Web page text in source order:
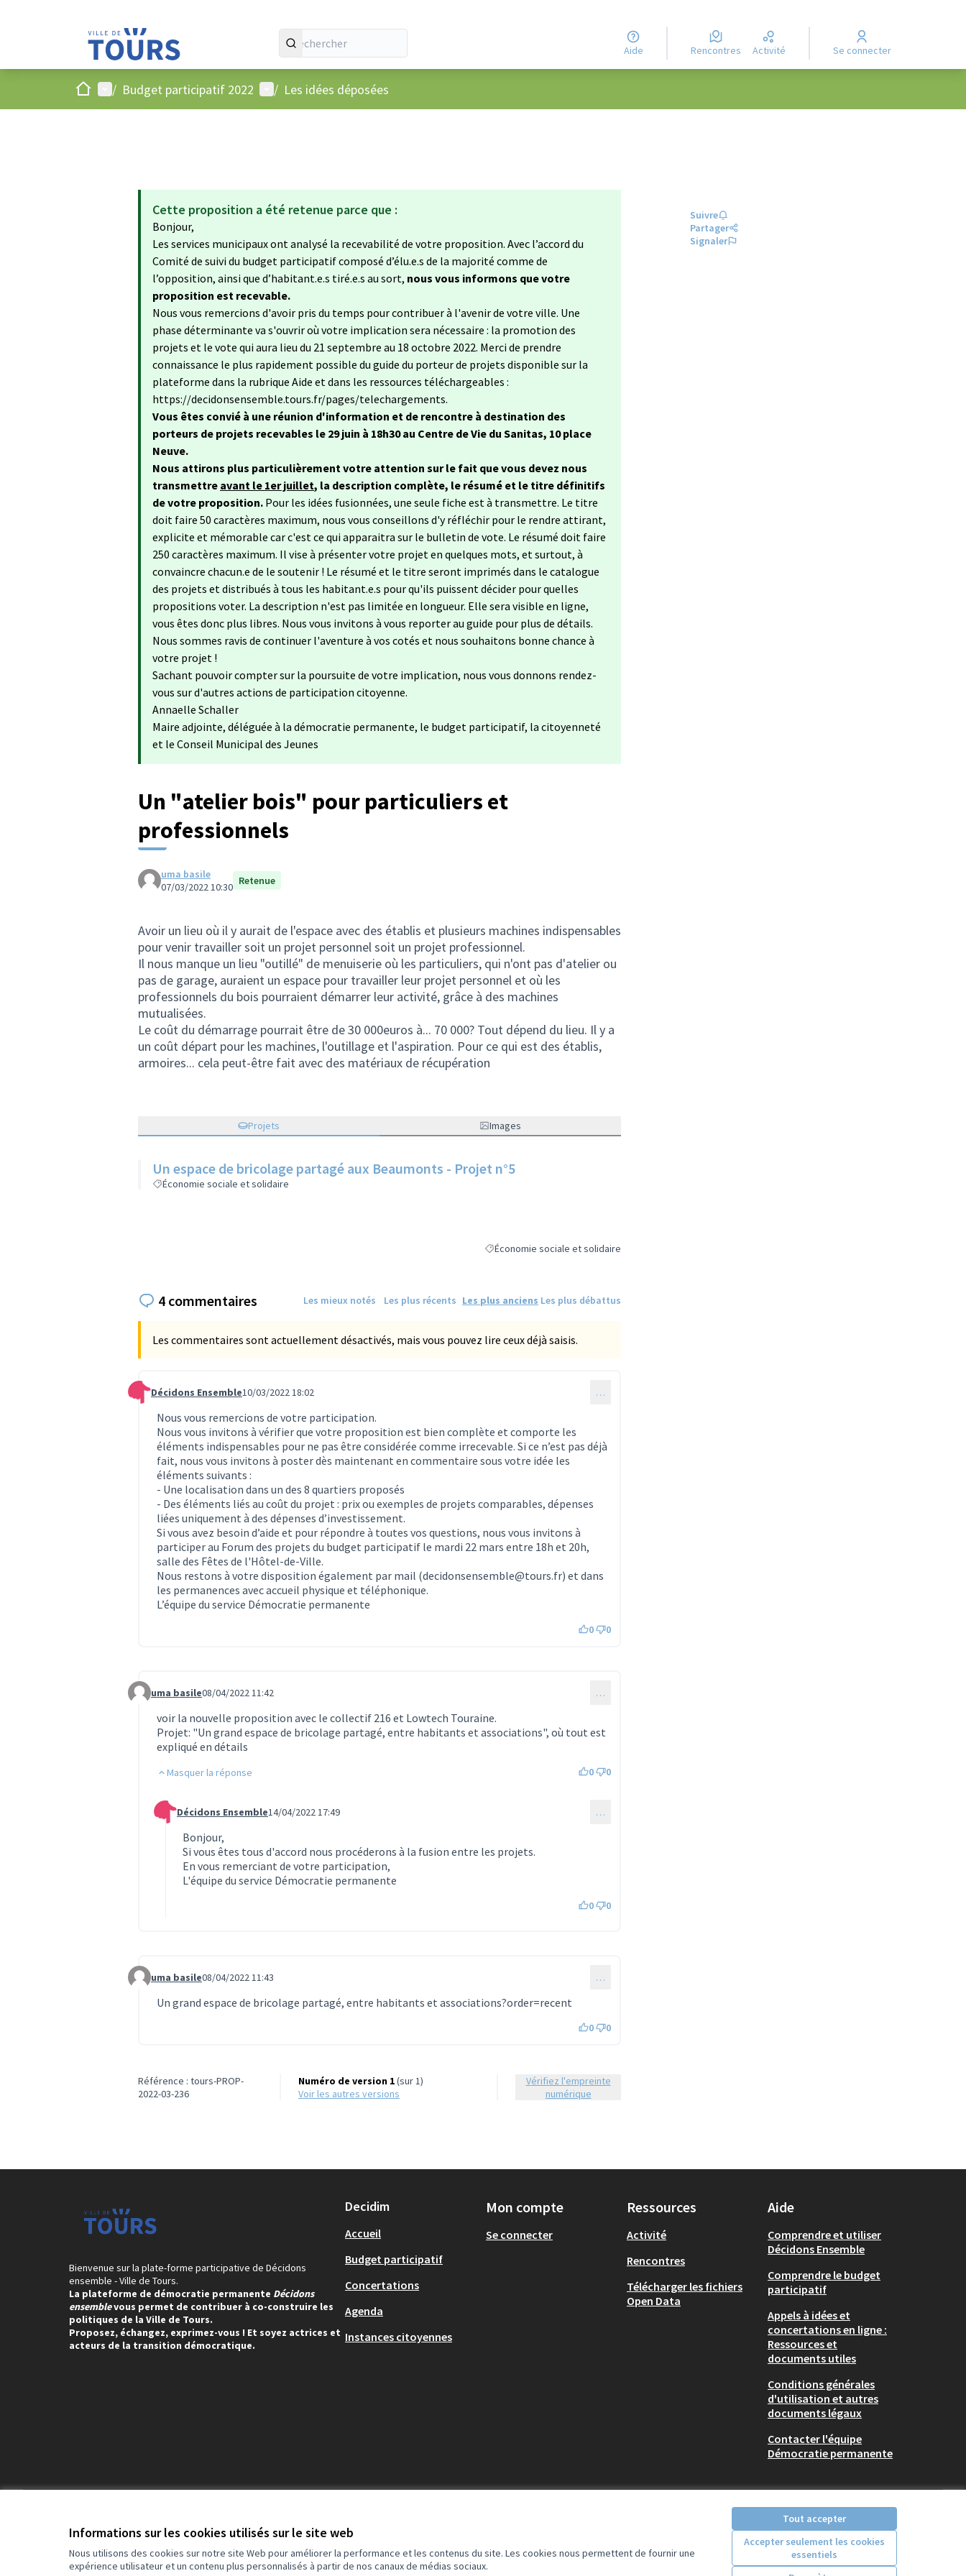
Informations sur les cookies utilisés sur le site web
Nous utilisons des cookies sur notre site Web pour améliorer la performance et les contenus du site. Les cookies nous permettent de fournir une
expérience utilisateur et un contenu plus personnalisés à partir de nos canaux de médias sociaux.
Tout accepter
Accepter seulement les cookies
essentiels
Aide Rencontres Activité Se connecter
AccueilMenu principal
/ Budget participatif 2022 Menu utilisateur
/ Les idées déposées
Cette proposition a été retenue parce que :
Bonjour,
Les services municipaux ont analysé la recevabilité de votre proposition. Avec l’accord du
Comité de suivi du budget participatif composé d’élu.e.s de la majorité comme de
l’opposition, ainsi que d’habitant.e.s tiré.e.s au sort, nous vous informons que votre
proposition est recevable.
Nous vous remercions d'avoir pris du temps pour contribuer à l'avenir de votre ville. Une
phase déterminante va s'ouvrir où votre implication sera nécessaire : la promotion des
projets et le vote qui aura lieu du 21 septembre au 18 octobre 2022. Merci de prendre
connaissance le plus rapidement possible du guide du porteur de projets disponible sur la
plateforme dans la rubrique Aide et dans les ressources téléchargeables :
https://decidonsensemble.tours.fr/pages/telechargements.
Vous êtes convié à une réunion d'information et de rencontre à destination des
porteurs de projets recevables le 29 juin à 18h30 au Centre de Vie du Sanitas, 10 place
Neuve.
Nous attirons plus particulièrement votre attention sur le fait que vous devez nous
transmettre avant le 1er juillet, la description complète, le résumé et le titre définitifs
de votre proposition. Pour les idées fusionnées, une seule fiche est à transmettre. Le titre
doit faire 50 caractères maximum, nous vous conseillons d'y réfléchir pour le rendre attirant,
explicite et mémorable car c'est ce qui apparaitra sur le bulletin de vote. Le résumé doit faire
250 caractères maximum. Il vise à présenter votre projet en quelques mots, et surtout, à
convaincre chacun.e de le soutenir ! Le résumé et le titre seront imprimés dans le catalogue
des projets et distribués à tous les habitant.e.s pour qu'ils puissent décider pour quelles
propositions voter. La description n'est pas limitée en longueur. Elle sera visible en ligne,
vous êtes donc plus libres. Nous vous invitons à vous reporter au guide pour plus de détails.
Nous sommes ravis de continuer l'aventure à vos cotés et nous souhaitons bonne chance à
votre projet !
Sachant pouvoir compter sur la poursuite de votre implication, nous vous donnons rendez-
vous sur d'autres actions de participation citoyenne.
Annaelle Schaller
Maire adjointe, déléguée à la démocratie permanente, le budget participatif, la citoyenneté
et le Conseil Municipal des Jeunes
Un "atelier bois" pour particuliers et
professionnels
uma basile
07/03/2022 10:30 Retenue
Avoir un lieu où il y aurait de l'espace avec des établis et plusieurs machines indispensables
pour venir travailler soit un projet personnel soit un projet professionnel.
Il nous manque un lieu "outillé" de menuiserie où les particuliers, qui n'ont pas d'atelier ou
pas de garage, auraient un espace pour travailler leur projet personnel et où les
professionnels du bois pourraient démarrer leur activité, grâce à des machines
mutualisées.
Le coût du démarrage pourrait être de 30 000euros à... 70 000? Tout dépend du lieu. Il y a
un coût départ pour les machines, l'outillage et l'aspiration. Pour ce qui est des établis,
armoires... cela peut-être fait avec des matériaux de récupération
Projets Images
Un espace de bricolage partagé aux Beaumonts - Projet n°5
Économie sociale et solidaire
Filtrer les résultats de la catégorie : Économie sociale et solidaire
Économie sociale et solidaire
Suivre
Partager
Signaler
4 commentaires Les mieux notés Les plus récents Les plus anciens Les plus débattus
Les commentaires sont actuellement désactivés, mais vous pouvez lire ceux déjà saisis.
Commentaire 313
Décidons Ensemble10/03/2022 18:02 …
Nous vous remercions de votre participation.
Nous vous invitons à vérifier que votre proposition est bien complète et comporte les
éléments indispensables pour ne pas être considérée comme irrecevable. Si ce n’est pas déjà
fait, nous vous invitons à poster dès maintenant en commentaire sous votre idée les
éléments suivants :
- Une localisation dans un des 8 quartiers proposés
- Des éléments liés au coût du projet : prix ou exemples de projets comparables, dépenses
liées uniquement à des dépenses d’investissement.
Si vous avez besoin d’aide et pour répondre à toutes vos questions, nous vous invitons à
participer au Forum des projets du budget participatif le mardi 22 mars entre 18h et 20h,
salle des Fêtes de l'Hôtel-de-Ville.
Nous restons à votre disposition également par mail (decidonsensemble@tours.fr) et dans
les permanences avec accueil physique et téléphonique.
L’équipe du service Démocratie permanente
0 0
Commentaire 596
uma basile08/04/2022 11:42 …
voir la nouvelle proposition avec le collectif 216 et Lowtech Touraine.
Projet: "Un grand espace de bricolage partagé, entre habitants et associations", où tout est
expliqué en détails
Masquer la réponse 0 0
Commentaire 694 (réponse au commentaire 596)
Décidons Ensemble14/04/2022 17:49 …
Bonjour,
Si vous êtes tous d'accord nous procéderons à la fusion entre les projets.
En vous remerciant de votre participation,
L'équipe du service Démocratie permanente
0 0
Commentaire 597
uma basile08/04/2022 11:43 …
Un grand espace de bricolage partagé, entre habitants et associations?order=recent
0 0
Référence : tours-PROP-
2022-03-236
Numéro de version 1(sur 1)
voir les autres versions
Vérifiez l'empreinte
numérique
Bienvenue sur la plate-forme participative de Décidons
ensemble - Ville de Tours.
La plateforme de démocratie permanente Décidons
ensemblevous permet de contribuer à co-construire les
politiques de la Ville de Tours.
Proposez, échangez, exprimez-vous ! Et soyez actrices et
acteurs de la transition démocratique.
Decidim
Accueil
Budget participatif
Concertations
Agenda
Instances citoyennes
Mon compte
Se connecter
Ressources
Activité
Rencontres
Télécharger les fichiers
Open Data
Aide
Comprendre et utiliser
Décidons Ensemble
Comprendre le budget
participatif
Appels à idées et
concertations en ligne :
Ressources et
documents utiles
Conditions générales
d'utilisation et autres
documents légaux
Contacter l'équipe
Démocratie permanente
Licence Creative
(Lien externe)